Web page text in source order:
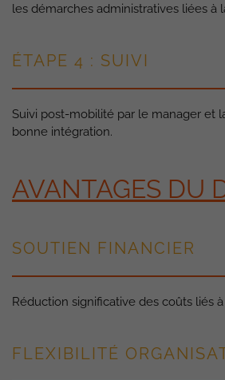
les démarches administratives liées à
ÉTAPE 4 : SUIVI
Suivi post-mobilité par le manager et
bonne intégration.
AVANTAGES DU
SOUTIEN FINANCIER
Réduction significative des coûts liés
FLEXIBILITÉ